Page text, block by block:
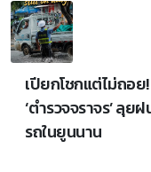
เปียกโชกแต่ไม่ถอย!
‘ตำรวจจราจร’ ลุย
รถในยูนนาน